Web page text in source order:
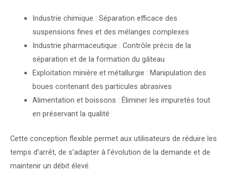
Industrie chimique : Séparation efficace des
suspensions fines et des mélanges complexes
Industrie pharmaceutique : Contrôle précis de la
séparation et de la formation du gâteau
Exploitation minière et métallurgie : Manipulation des
boues contenant des particules abrasives
Alimentation et boissons : Éliminer les impuretés tout
en préservant la qualité
Cette conception flexible permet aux utilisateurs de réduire les
temps d’arrêt, de s’adapter à l’évolution de la demande et de
maintenir un débit élevé.